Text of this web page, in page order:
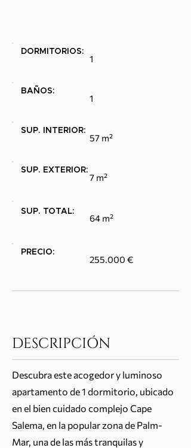
DORMITORIOS:
1
BAÑOS:
1
SUP. INTERIOR:
57 m²
SUP. EXTERIOR:
7 m²
SUP. TOTAL:
64 m²
PRECIO:
255.000 €
DESCRIPCIÓN
Descubra este acogedor y luminoso
apartamento de 1 dormitorio, ubicado
en el bien cuidado complejo Cape
Salema, en la popular zona de Palm-
Mar, una de las más tranquilas y